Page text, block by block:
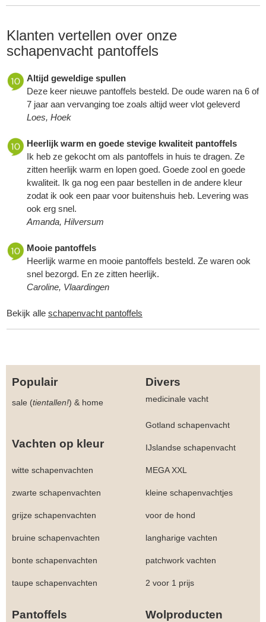
Klanten vertellen over onze
schapenvacht pantoffels
Altijd geweldige spullen
Deze keer nieuwe pantoffels besteld. De oude waren na 6 of
7 jaar aan vervanging toe zoals altijd weer vlot geleverd
Loes, Hoek
Heerlijk warm en goede stevige kwaliteit pantoffels
Ik heb ze gekocht om als pantoffels in huis te dragen. Ze
zitten heerlijk warm en lopen goed. Goede zool en goede
kwaliteit. Ik ga nog een paar bestellen in de andere kleur
zodat ik ook een paar voor buitenshuis heb. Levering was
ook erg snel.
Amanda, Hilversum
Mooie pantoffels
Heerlijk warme en mooie pantoffels besteld. Ze waren ook
snel bezorgd. En ze zitten heerlijk.
Caroline, Vlaardingen
Bekijk alle schapenvacht pantoffels
Populair Divers
sale (tientallen!) & home medicinale vacht
Gotland schapenvacht
Vachten op kleur IJslandse schapenvacht
witte schapenvachten MEGA XXL
zwarte schapenvachten kleine schapenvachtjes
grijze schapenvachten voor de hond
bruine schapenvachten langharige vachten
bonte schapenvachten patchwork vachten
taupe schapenvachten 2 voor 1 prijs
Pantoffels Wolproducten